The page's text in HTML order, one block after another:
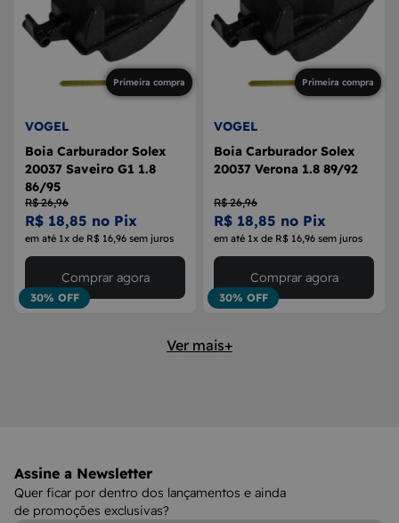
Primeira compra
VOGEL
Boia Carburador Solex
20037 Saveiro G1 1.8
86/95
R$ 26,96
R$ 18,85 no Pix
em até 1x de R$ 16,96 sem juros
30% OFF
Comprar agora
Primeira compra
VOGEL
Boia Carburador Solex
20037 Verona 1.8 89/92
R$ 26,96
R$ 18,85 no Pix
em até 1x de R$ 16,96 sem juros
30% OFF
Comprar agora
Ver mais+
Assine a Newsletter
Quer ficar por dentro dos lançamentos e ainda
de promoções exclusivas?